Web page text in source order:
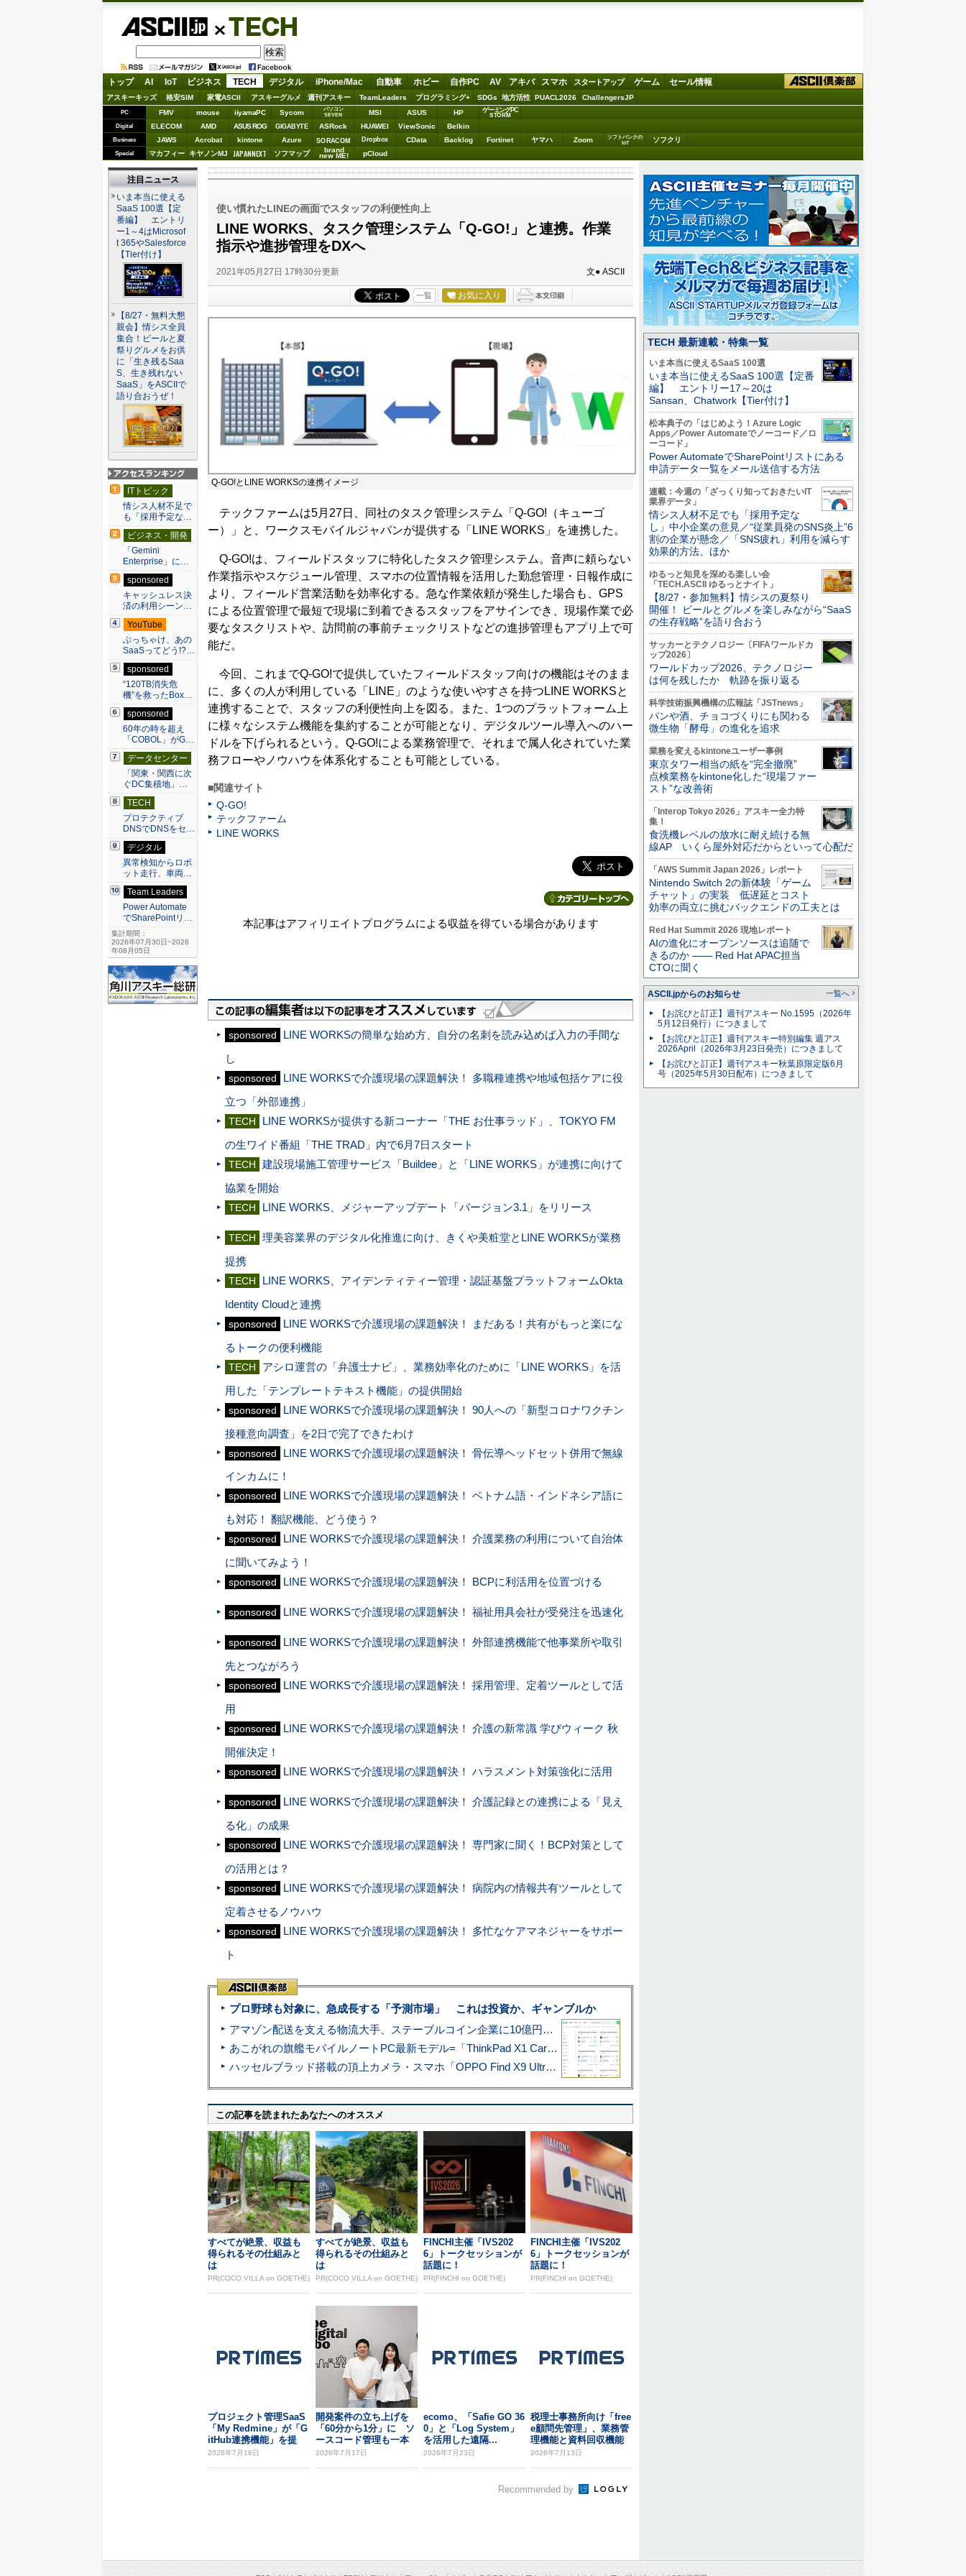
TECH
トップ AI IoT ビジネス TECH デジタル iPhone/Mac 自動車 ホビー 自作PC AV アキバ スマホ スタートアップ ゲーム セール情報
アスキーキッズ 格安SIM 家電ASCII アスキーグルメ 週刊アスキー TeamLeaders プログラミング+ SDGs 地方活性 PUACL2026 ChallengersJP
PC FMV mouse iiyamaPC Sycom
パソコン
SEVEN
MSI ASUS HP ゲーミングPC
STORM
Digital ELECOM AMD ASUS ROG GIGABYTE ASRock HUAWEI ViewSonic Belkin
Business JAWS Acrobat kintone Azure SORACOM Dropbox CData Backlog Fortinet ヤマハ Zoom
ソフトバンクの
IoT
ソフクリ
Special マカフィー キヤノンMJ JAPANNEXT ソフマップ brand
new ME! pCloud
使い慣れたLINEの画面でスタッフの利便性向上
LINE WORKS、タスク管理システム「Q-GO!」と連携。作業
指示や進捗管理をDXへ
2021年05月27日 17時30分更新 文● ASCII
一覧 お気に入り
Q-GO!とLINE WORKSの連携イメージ
テックファームは5月27日、同社のタスク管理システム「Q-GO!（キューゴ
ー）」と、ワークスモバイルジャパンが提供する「LINE WORKS」を連携した。
Q-GO!は、フィールドスタッフに特化したタスク管理システム。音声に頼らない
作業指示やスケジュール管理、スマホの位置情報を活用した勤怠管理・日報作成に
より、フィールド営業活動を効率化する。急な作業依頼が発生した場合も、GPS
による位置管理で最短で現場に到着できるスタッフをアサインでき、現場作業で必
要なタスクリストや、訪問前の事前チェックリストなどの進捗管理もアプリ上で可
能だ。
今回、これまでQ-GO!で提供していたフィールドスタッフ向けの機能はそのまま
に、多くの人が利用している「LINE」のような使いやすさを持つLINE WORKSと
連携することで、スタッフの利便性向上を図る。また、1つのプラットフォーム上
に様々なシステム機能を集約することが可能となり、デジタルツール導入へのハー
ドルを下げられるという。Q-GO!による業務管理で、それまで属人化されていた業
務フローやノウハウを体系化することも可能としている。
■関連サイト
Q-GO!
テックファーム
LINE WORKS
本記事はアフィリエイトプログラムによる収益を得ている場合があります
sponsored
LINE WORKSの簡単な始め方、自分の名刺を読み込めば入力の手間な
し
sponsored
LINE WORKSで介護現場の課題解決！ 多職種連携や地域包括ケアに役
立つ「外部連携」
TECH
LINE WORKSが提供する新コーナー「THE お仕事ラッド」、TOKYO FM
の生ワイド番組「THE TRAD」内で6月7日スタート
TECH
建設現場施工管理サービス「Buildee」と「LINE WORKS」が連携に向けて
協業を開始
TECH LINE WORKS、メジャーアップデート「バージョン3.1」をリリース
TECH
理美容業界のデジタル化推進に向け、きくや美粧堂とLINE WORKSが業務
提携
TECH
LINE WORKS、アイデンティティー管理・認証基盤プラットフォームOkta
Identity Cloudと連携
sponsored
LINE WORKSで介護現場の課題解決！ まだある！共有がもっと楽にな
るトークの便利機能
TECH
アシロ運営の「弁護士ナビ」、業務効率化のために「LINE WORKS」を活
用した「テンプレートテキスト機能」の提供開始
sponsored
LINE WORKSで介護現場の課題解決！ 90人への「新型コロナワクチン
接種意向調査」を2日で完了できたわけ
sponsored
LINE WORKSで介護現場の課題解決！ 骨伝導ヘッドセット併用で無線
インカムに！
sponsored
LINE WORKSで介護現場の課題解決！ ベトナム語・インドネシア語に
も対応！ 翻訳機能、どう使う？
sponsored
LINE WORKSで介護現場の課題解決！ 介護業務の利用について自治体
に聞いてみよう！
sponsored LINE WORKSで介護現場の課題解決！ BCPに利活用を位置づける
sponsored LINE WORKSで介護現場の課題解決！ 福祉用具会社が受発注を迅速化
sponsored
LINE WORKSで介護現場の課題解決！ 外部連携機能で他事業所や取引
先とつながろう
sponsored
LINE WORKSで介護現場の課題解決！ 採用管理、定着ツールとして活
用
sponsored
LINE WORKSで介護現場の課題解決！ 介護の新常識 学びウィーク 秋
開催決定！
sponsored LINE WORKSで介護現場の課題解決！ ハラスメント対策強化に活用
sponsored
LINE WORKSで介護現場の課題解決！ 介護記録との連携による「見え
る化」の成果
sponsored
LINE WORKSで介護現場の課題解決！ 専門家に聞く！BCP対策として
の活用とは？
sponsored
LINE WORKSで介護現場の課題解決！ 病院内の情報共有ツールとして
定着させるノウハウ
sponsored
LINE WORKSで介護現場の課題解決！ 多忙なケアマネジャーをサポー
ト
プロ野球も対象に、急成長する「予測市場」 これは投資か、ギャンブルか
アマゾン配送を支える物流大手、ステーブルコイン企業に10億円投資のワケ
あこがれの旗艦モバイルノートPC最新モデル=「ThinkPad X1 Carbon Gen 14 Aura Edition」実機レビュー
ハッセルブラッド搭載の頂上カメラ・スマホ「OPPO Find X9 Ultra」実写レビュー=プロが本気で徹底撮影しました!!
この記事を読まれたあなたへのオススメ
すべてが絶景、収益も
得られるその仕組みと
は
PR(COCO VILLA on GOETHE)
すべてが絶景、収益も
得られるその仕組みと
は
PR(COCO VILLA on GOETHE)
FINCHI主催「IVS202
6」トークセッションが
話題に！
PR(FINCHI on GOETHE)
FINCHI主催「IVS202
6」トークセッションが
話題に！
PR(FINCHI on GOETHE)
プロジェクト管理SaaS
「My Redmine」が「G
itHub連携機能」を提
供...
2026年7月16日
開発案件の立ち上げを
「60分から1分」に ソ
ースコード管理も一本
化したKDLのB...
2026年7月17日
ecomo、「Safie GO 36
0」と「Log System」
を活用した遠隔...
2026年7月23日
税理士事務所向け「free
e顧問先管理」、業務管
理機能と資料回収機能
の提供を開始
2026年7月13日
Recommended by
注目ニュース
いま本当に使える
SaaS 100選【定
番編】 エントリ
ー1～4はMicrosof
t 365やSalesforce
【Tier付け】
【8/27・無料大懇
親会】情シス全員
集合！ビールと夏
祭りグルメをお供
に「生き残るSaa
S、生き残れない
SaaS」をASCIIで
語り合おうぜ！
アクセスランキン
グ
ITトピック
情シス人材不足で
も「採用予定な…
ビジネス・開発
「Gemini
Enterprise」に…
sponsored
キャッシュレス決
済の利用シーン…
YouTube
ぶっちゃけ、あの
SaaSってどう!?…
sponsored
“120TB消失危
機”を救ったBox…
sponsored
60年の時を超え
「COBOL」がG…
データセンター
「関東・関西に次
ぐDC集積地」…
TECH
プロテクティブ
DNSでDNSをセ…
デジタル
異常検知からロボ
ット走行、車両…
Team Leaders
Power Automate
でSharePointリ…
集計期間：
2026年07月30日~2026
年08月05日
TECH 最新連載・特集一覧
いま本当に使えるSaaS 100選
いま本当に使えるSaaS 100選【定番
編】 エントリー17～20は
Sansan、Chatwork【Tier付け】
松本典子の「はじめよう！Azure Logic
Apps／Power Automateでノーコード／ロ
ーコード」
Power AutomateでSharePointリストにある
申請データ一覧をメール送信する方法
連載：今週の「ざっくり知っておきたいIT
業界データ」
情シス人材不足でも「採用予定な
し」中小企業の意見／“従業員発のSNS炎上”6
割の企業が懸念／「SNS疲れ」利用を減らす
効果的方法、ほか
ゆるっと知見を深める楽しい会
「TECH.ASCII ゆるっとナイト」
【8/27・参加無料】情シスの夏祭り
開催！ ビールとグルメを楽しみながら“SaaS
の生存戦略”を語り合おう
サッカーとテクノロジー〔FIFAワールドカ
ップ2026〕
ワールドカップ2026、テクノロジー
は何を残したか 軌跡を振り返る
科学技術振興機構の広報誌「JSTnews」
パンや酒、チョコづくりにも関わる
微生物「酵母」の進化を追求
業務を変えるkintoneユーザー事例
東京タワー相当の紙を“完全撤廃”
点検業務をkintone化した“現場ファー
スト”な改善術
「Interop Tokyo 2026」アスキー全力特
集！
食洗機レベルの放水に耐え続ける無
線AP いくら屋外対応だからといって心配だ
「AWS Summit Japan 2026」レポート
Nintendo Switch 2の新体験「ゲーム
チャット」の実装 低遅延とコスト
効率の両立に挑むバックエンドの工夫とは
Red Hat Summit 2026 現地レポート
AIの進化にオープンソースは追随で
きるのか ―― Red Hat APAC担当
CTOに聞く
ASCII.jpからのお知らせ 一覧へ
【お詫びと訂正】週刊アスキー No.1595（2026年
5月12日発行）につきまして
【お詫びと訂正】週刊アスキー特別編集 週アス
2026April（2026年3月23日発売）につきまして
【お詫びと訂正】週刊アスキー秋葉原限定版6月
号（2025年5月30日配布）につきまして